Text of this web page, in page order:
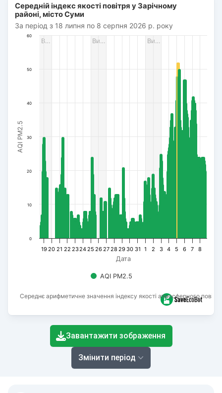
Bar chart with 382 bars.
За період з 18 липня по 8 серпня 2026 р. року
The chart has 1 X axis displaying Дата. Data ranges from
The chart has 1 Y axis displaying AQI PM2.5. Data ranges
Середнє арифметичне значення індексу якості атмосферного
Ви…
Ви…
В…
Дата
AQI PM2.5
Середній індекс якості повітря у Зарічному
районі, місто Суми
За період з 18 липня по 8 серпня 2026 р. року
AQI PM2.5
20 22 24 26 28 30 1 3 5 7
19 21 23 25 27 29 31 2 4 6 8
0
10
20
30
40
50
60
End of interactive chart.
Завантажити зображення
Змінити період